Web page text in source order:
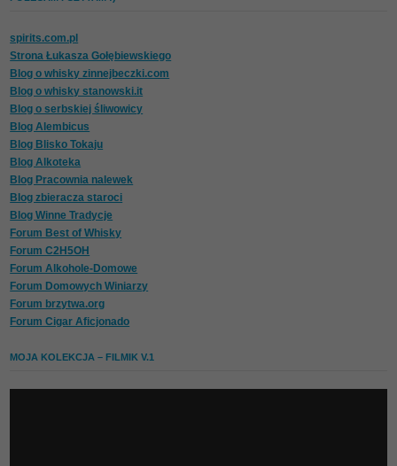
spirits.com.pl
Strona Łukasza Gołębiewskiego
Blog o whisky zinnejbeczki.com
Blog o whisky stanowski.it
Blog o serbskiej śliwowicy
Blog Alembicus
Blog Blisko Tokaju
Blog Alkoteka
Blog Pracownia nalewek
Blog zbieracza staroci
Blog Winne Tradycje
Forum Best of Whisky
Forum C2H5OH
Forum Alkohole-Domowe
Forum Domowych Winiarzy
Forum brzytwa.org
Forum Cigar Aficjonado
MOJA KOLEKCJA – FILMIK V.1